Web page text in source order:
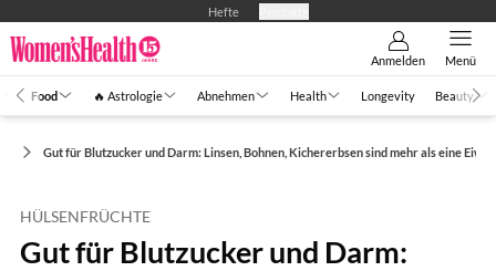
Hefte
Anmelden Menü
Food 🔥 Astrologie Abnehmen Health Longevity Beauty
Gut für Blutzucker und Darm: Linsen, Bohnen, Kichererbsen sind mehr als eine
HÜLSENFRÜCHTE
Gut für Blutzucker und Darm: